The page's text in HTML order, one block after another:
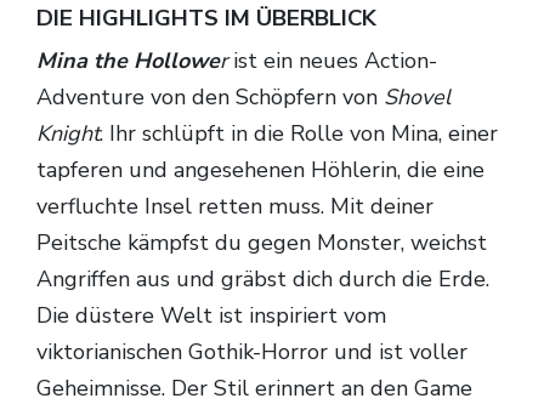
DIE HIGHLIGHTS IM ÜBERBLICK
Mina the Hollowerist ein neues Action-
Adventure von den Schöpfern von Shovel
Knight. Ihr schlüpft in die Rolle von Mina, einer
tapferen und angesehenen Höhlerin, die eine
verfluchte Insel retten muss. Mit deiner
Peitsche kämpfst du gegen Monster, weichst
Angriffen aus und gräbst dich durch die Erde.
Die düstere Welt ist inspiriert vom
viktorianischen Gothik-Horror und ist voller
Geheimnisse. Der Stil erinnert an den Game